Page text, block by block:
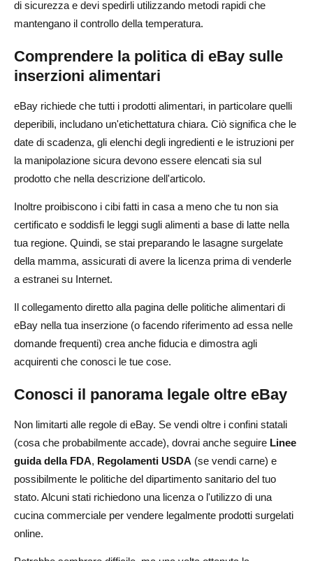
di sicurezza e devi spedirli utilizzando metodi rapidi che
mantengano il controllo della temperatura.
Comprendere la politica di eBay sulle
inserzioni alimentari
eBay richiede che tutti i prodotti alimentari, in particolare quelli
deperibili, includano un'etichettatura chiara. Ciò significa che le
date di scadenza, gli elenchi degli ingredienti e le istruzioni per
la manipolazione sicura devono essere elencati sia sul
prodotto che nella descrizione dell'articolo.
Inoltre proibiscono i cibi fatti in casa a meno che tu non sia
certificato e soddisfi le leggi sugli alimenti a base di latte nella
tua regione. Quindi, se stai preparando le lasagne surgelate
della mamma, assicurati di avere la licenza prima di venderle
a estranei su Internet.
Il collegamento diretto alla pagina delle politiche alimentari di
eBay nella tua inserzione (o facendo riferimento ad essa nelle
domande frequenti) crea anche fiducia e dimostra agli
acquirenti che conosci le tue cose.
Conosci il panorama legale oltre eBay
Non limitarti alle regole di eBay. Se vendi oltre i confini statali
(cosa che probabilmente accade), dovrai anche seguire Linee
guida della FDA, Regolamenti USDA (se vendi carne) e
possibilmente le politiche del dipartimento sanitario del tuo
stato. Alcuni stati richiedono una licenza o l'utilizzo di una
cucina commerciale per vendere legalmente prodotti surgelati
online.